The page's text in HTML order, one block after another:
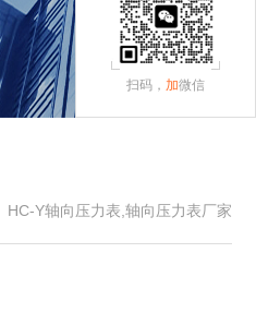
HC-Y轴向压力表,轴向压力表厂家
扫码， 加微信